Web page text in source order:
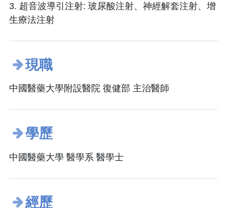
3. 超音波導引注射: 玻尿酸注射、神經解套注射、增
生療法注射
現職
中國醫藥大學附設醫院 復健部 主治醫師
學歷
中國醫藥大學 醫學系 醫學士
經歷